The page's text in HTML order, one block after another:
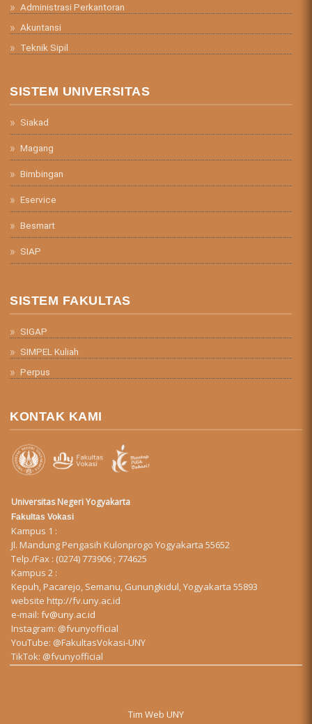
Administrasi Perkantoran
Akuntansi
Teknik Sipil
SISTEM UNIVERSITAS
Siakad
Magang
Bimbingan
Eservice
Besmart
SIAP
SISTEM FAKULTAS
SIGAP
SIMPEL Kuliah
Perpus
KONTAK KAMI
Universitas Negeri Yogyakarta
Fakultas Vokasi
Kampus 1 :
Jl. Mandung Pengasih Kulonprogo Yogyakarta 55652
Telp./Fax : (0274) 773906 ; 774625
Kampus 2 :
Kepuh, Pacarejo, Semanu, Gunungkidul, Yogyakarta 55893
website http://fv.uny.ac.id
e-mail:fv@uny.ac.id
Instagram: @fvunyofficial
YouTube: @FakultasVokasi-UNY
TikTok: @fvunyofficial
Tim Web UNY